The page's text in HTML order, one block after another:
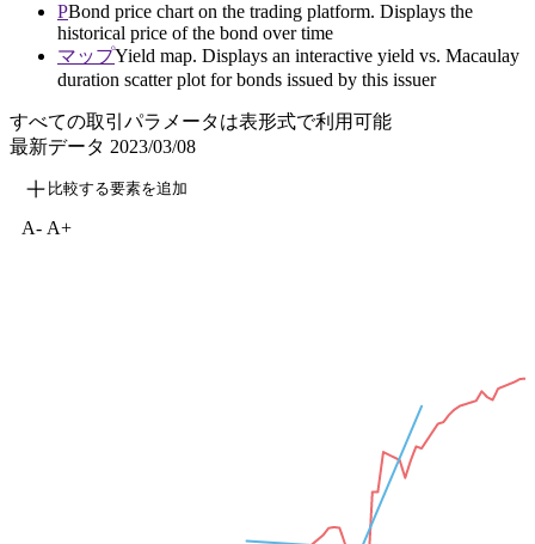
PBond price chart on the trading platform. Displays the
historical price of the bond over time
マップYield map. Displays an interactive yield vs. Macaulay
duration scatter plot for bonds issued by this issuer
すべての取引パラメータは表形式で利用可能
最新データ 2023/03/08
比較する要素を追加